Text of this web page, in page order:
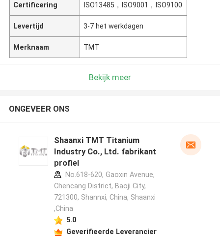
Certificering ISO13485，ISO9001，ISO9100
Levertijd 3-7 het werkdagen
Merknaam TMT
Bekijk meer
ONGEVEER ONS
Shaanxi TMT Titanium
Industry Co., Ltd. fabrikant
profiel
No.618-620, Gaoxin Avenue,
Chencang District, Baoji City,
721300, Shannxi, China, Shaanxi
,China
5.0
Geverifieerde Leverancier